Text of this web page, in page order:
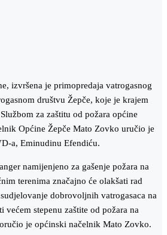
izvršena je primopredaja vatrogasnog
društvu Žepče, koje je krajem
za zaštitu od požara općine
Općine Žepče Mato Zovko uručio je
a, Eminudinu Efendiću.
namijenjeno za gašenje požara na
terenima značajno će olakšati rad
dobrovoljnih vatrogasaca na
stepenu zaštite od požara na
je općinski načelnik Mato Zovko.